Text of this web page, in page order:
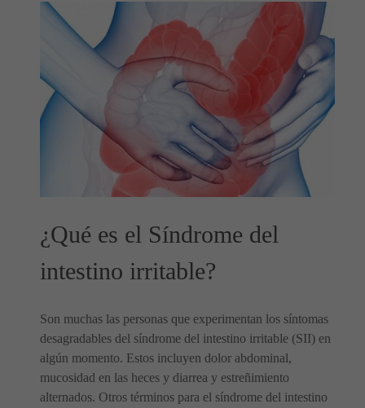
¿Qué es el Síndrome del
intestino irritable?
Son muchas las personas que experimentan los síntomas
desagradables del síndrome del intestino irritable (SII) en
algún momento. Estos incluyen dolor abdominal,
mucosidad en las heces y diarrea y estreñimiento
alternados. Otros términos para el síndrome del intestino